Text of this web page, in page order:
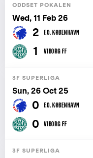
ODDSET POKALEN
Wed, 11 Feb 26
2 F.C. KØBENHAVN
1 VIBORG FF
3F SUPERLIGA
Sun, 26 Oct 25
0 F.C. KØBENHAVN
0 VIBORG FF
3F SUPERLIGA